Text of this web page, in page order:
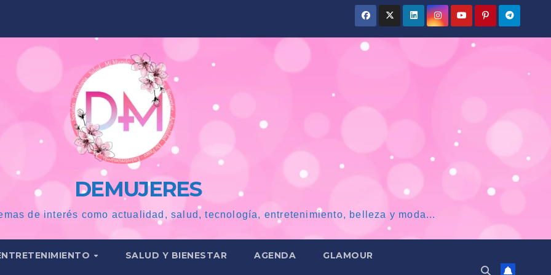
DEMUJERES
de interés como actualidad, salud, tecnología, entretenimiento, belleza y moda...
SALUD Y BIENESTAR AGENDA GLAMOUR